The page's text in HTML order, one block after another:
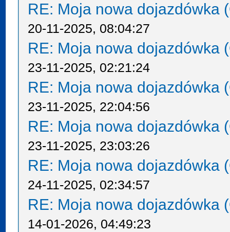
RE: Moja nowa dojazdówka
20-11-2025, 08:04:27
RE: Moja nowa dojazdówka
23-11-2025, 02:21:24
RE: Moja nowa dojazdówka
23-11-2025, 22:04:56
RE: Moja nowa dojazdówka
23-11-2025, 23:03:26
RE: Moja nowa dojazdówka
24-11-2025, 02:34:57
RE: Moja nowa dojazdówka
14-01-2026, 04:49:23